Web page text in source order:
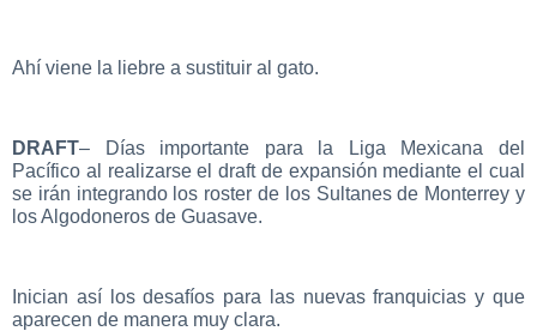
Ahí viene la liebre a sustituir al gato.
DRAFT– Días importante para la Liga Mexicana del
Pacífico al realizarse el draft de expansión mediante el cual
se irán integrando los roster de los Sultanes de Monterrey y
los Algodoneros de Guasave.
Inician así los desafíos para las nuevas franquicias y que
aparecen de manera muy clara.